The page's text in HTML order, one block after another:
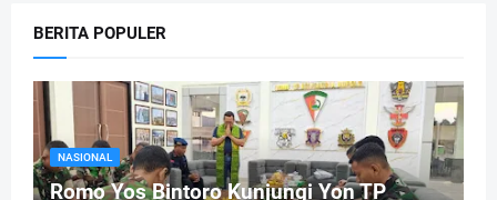
BERITA POPULER
NASIONAL
Romo Yos Bintoro Kunjungi Yon TP